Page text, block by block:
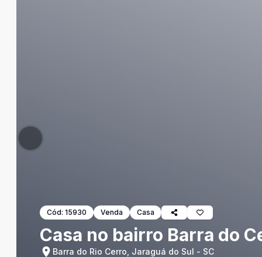
Cód: 15930 Venda Casa
Casa no bairro Barra do
Barra do Rio Cerro, Jaraguá do Sul - SC